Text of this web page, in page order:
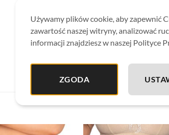
Polska bielizna
Skład materiału:
Używamy plików cookie, aby zapewnić
zawartość naszej witryny, analizować
informacji znajdziesz w naszej Polityce
ZGODA